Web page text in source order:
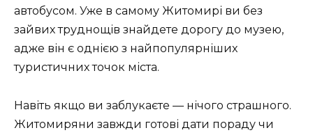
автобусом. Уже в самому Житомирі ви без
зайвих труднощів знайдете дорогу до музею,
адже він є однією з найпопулярніших
туристичних точок міста.
Навіть якщо ви заблукаєте — нічого страшного.
Житомиряни завжди готові дати пораду чи